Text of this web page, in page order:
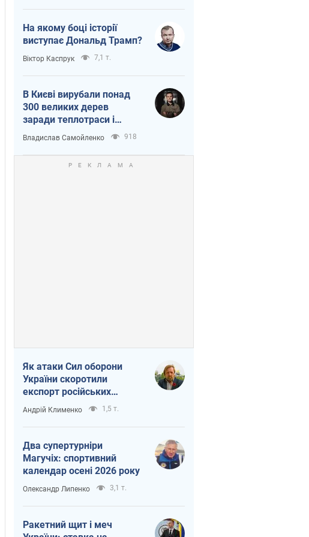
На якому боці історії
виступає Дональд Трамп?
Віктор Каспрук 7,1 т.
В Києві вирубали понад
300 великих дерев
заради теплотраси і
всупереч Генплану
Владислав Самойленко 918
Як атаки Сил оборони
України скоротили
експорт російських
нафтопродуктів
Андрій Клименко 1,5 т.
Два супертурніри
Магучіх: спортивний
календар осені 2026 року
Олександр Липенко 3,1 т.
Ракетний щит і меч